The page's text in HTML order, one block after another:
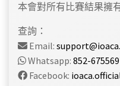
本會對所有比賽結果擁
查詢：
Email:
Whatsapp: 852-
Facebook: